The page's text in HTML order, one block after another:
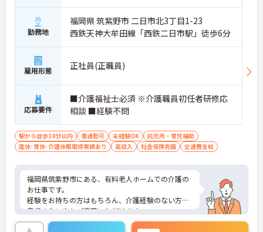
勤務地
福岡県 筑紫野市 二日市北3丁目1-23
西鉄天神大牟田線「西鉄二日市駅」徒歩6分
雇用形態 正社員(正職員)
応募要件
■介護福祉士必須 ※介護職員初任者研修応
相談 ■経験不問
駅から徒歩10分以内 車通勤可 未経験OK
託児所・育児補助
産休･育休･介護休暇取得実績あり
高収入 社会保険完備 交通費支給
福岡県筑紫野市にある、有料老人ホームでの介護の
お仕事です。
経験をお持ちの方はもちろん、介護経験のない方や
自信のない方もご応募いただけます。
託児施設の併設、有給休暇の取得等、家庭と仕事の